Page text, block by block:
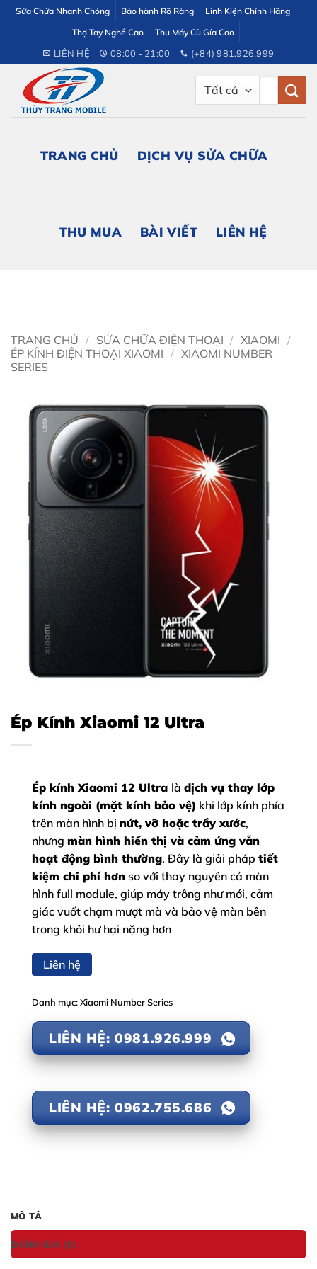
dung
Sửa Chữa Nhanh Chóng Bảo hành Rõ Ràng
Linh Kiện Chính Hãng
Thợ Tay Nghề Cao
Thu Máy Cũ Gía Cao
LIÊN HỆ 08:00 - 21:00 (+84) 981.926.999
TRANG CHỦ DỊCH VỤ SỬA CHỮA
THU MUA BÀI VIẾT LIÊN HỆ
TRANG CHỦ / SỬA CHỮA ĐIỆN THOẠI / XIAOMI /
ÉP KÍNH ĐIỆN THOẠI XIAOMI / XIAOMI NUMBER
SERIES
Ép Kính Xiaomi 12 Ultra
Ép kính Xiaomi 12 Ultra là dịch vụ thay lớp
kính ngoài (mặt kính bảo vệ) khi lớp kính phía
trên màn hình bị nứt, vỡ hoặc trầy xước,
nhưng màn hình hiển thị và cảm ứng vẫn
hoạt động bình thường. Đây là giải pháp tiết
kiệm chi phí hơn so với thay nguyên cả màn
hình full module, giúp máy trông như mới, cảm
giác vuốt chạm mượt mà và bảo vệ màn bên
trong khỏi hư hại nặng hơn
Liên hệ
Danh mục:Xiaomi Number Series
LIÊN HỆ: 0981.926.999
LIÊN HỆ: 0962.755.686
MÔ TẢ
ĐÁNH GIÁ (0)